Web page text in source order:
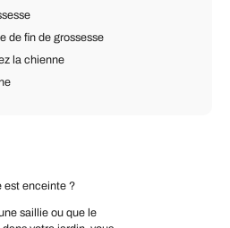
de fin de grossesse
la chienne
est enceinte ?
saillie ou que le